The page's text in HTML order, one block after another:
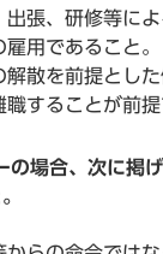
出張、研修等に
用であること。
解散を前提とし
することが前提
の場合、次に掲